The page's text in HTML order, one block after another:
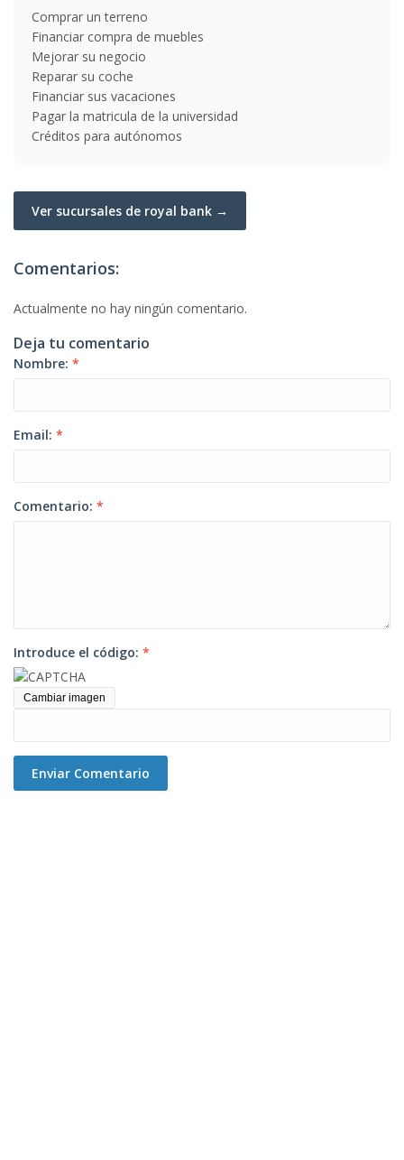
Comprar un terreno
Financiar compra de muebles
Mejorar su negocio
Reparar su coche
Financiar sus vacaciones
Pagar la matricula de la universidad
Créditos para autónomos
Ver sucursales de royal bank →
Comentarios:
Actualmente no hay ningún comentario.
Deja tu comentario
Nombre: *
Email: *
Comentario: *
Introduce el código: *
Cambiar imagen
Enviar Comentario